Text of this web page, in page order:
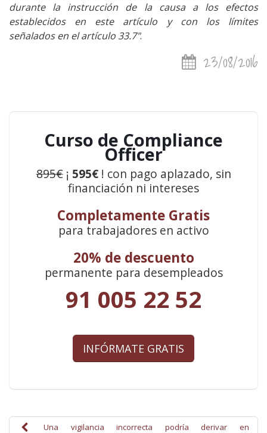
durante la instrucción de la causa a los efectos
establecidos en este artículo y con los límites
señalados en el artículo 33.7".
23/08/2016
Curso de Compliance
Officer
895€¡ 595€! con pago aplazado, sin
financiación ni intereses
Completamente Gratis
para trabajadores en activo
20% de descuento
permanente para desempleados
91 005 22 52
INFÓRMATE GRATIS
Una vigilancia incorrecta podría derivar en